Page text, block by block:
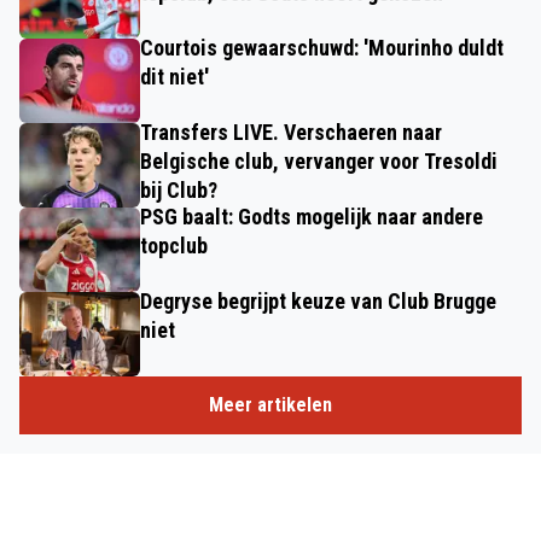
Courtois gewaarschuwd: 'Mourinho duldt
dit niet'
Transfers LIVE. Verschaeren naar
Belgische club, vervanger voor Tresoldi
bij Club?
PSG baalt: Godts mogelijk naar andere
topclub
Degryse begrijpt keuze van Club Brugge
niet
Meer artikelen